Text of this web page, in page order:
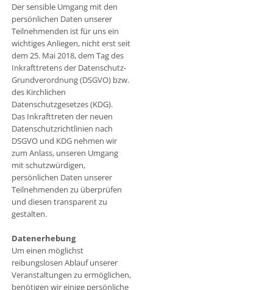
Der sensible Umgang mit den
persönlichen Daten unserer
Teilnehmenden ist für uns ein
wichtiges Anliegen, nicht erst seit
dem 25. Mai 2018, dem Tag des
Inkrafttretens der Datenschutz-
Grundverordnung (DSGVO) bzw.
des Kirchlichen
Datenschutzgesetzes (KDG).
Das Inkrafttreten der neuen
Datenschutzrichtlinien nach
DSGVO und KDG nehmen wir
zum Anlass, unseren Umgang
mit schutzwürdigen,
persönlichen Daten unserer
Teilnehmenden zu überprüfen
und diesen transparent zu
gestalten.
Datenerhebung
Um einen möglichst
reibungslosen Ablauf unserer
Veranstaltungen zu ermöglichen,
benötigen wir einige persönliche